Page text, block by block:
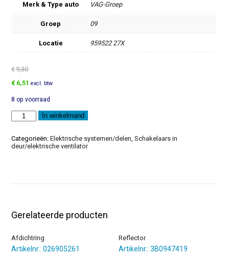
Merk & Type auto VAG-Groep
Groep 09
Locatie 959522 27X
€9,30
Oorspronkelijke
was:
€9,30.
€ 6,51 Huidige
is:
€6,51.
excl. btw
8 op voorraad
Schakelaarsteun
aantal
In winkelmand
Categorieën:Elektrische systemen/delen,Schakelaars in
deur/elektrische ventilator
Gerelateerde producten
Afdichtring
Artikelnr.: 026905261
Reflector
Artikelnr.: 3B0947419